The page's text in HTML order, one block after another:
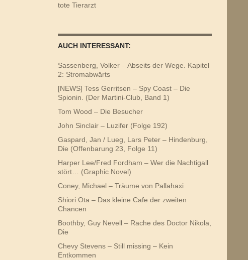
tote Tierarzt
AUCH INTERESSANT:
Sassenberg, Volker – Abseits der Wege. Kapitel
2: Stromabwärts
[NEWS] Tess Gerritsen – Spy Coast – Die
Spionin. (Der Martini-Club, Band 1)
Tom Wood – Die Besucher
John Sinclair – Luzifer (Folge 192)
Gaspard, Jan / Lueg, Lars Peter – Hindenburg,
Die (Offenbarung 23, Folge 11)
Harper Lee/Fred Fordham – Wer die Nachtigall
stört… (Graphic Novel)
Coney, Michael – Träume von Pallahaxi
Shiori Ota – Das kleine Cafe der zweiten
Chancen
Boothby, Guy Nevell – Rache des Doctor Nikola,
Die
Chevy Stevens – Still missing – Kein
Entkommen